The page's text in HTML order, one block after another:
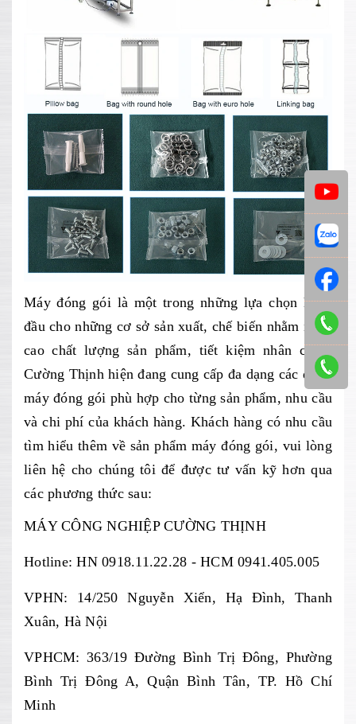
Máy đóng gói là một trong những lựa chọn hàng
đầu cho những cơ sở sản xuất, chế biến nhằm nâng
cao chất lượng sản phẩm, tiết kiệm nhân công.
Cường Thịnh hiện đang cung cấp đa dạng các dòng
máy đóng gói phù hợp cho từng sản phẩm, nhu cầu
và chi phí của khách hàng. Khách hàng có nhu cầu
tìm hiểu thêm về sản phẩm máy đóng gói, vui lòng
liên hệ cho chúng tôi để được tư vấn kỹ hơn qua
các phương thức sau:
MÁY CÔNG NGHIỆP CƯỜNG THỊNH
Hotline: HN 0918.11.22.28 - HCM 0941.405.005
VPHN: 14/250 Nguyễn Xiển, Hạ Đình, Thanh
Xuân, Hà Nội
VPHCM: 363/19 Đường Bình Trị Đông, Phường
Bình Trị Đông A, Quận Bình Tân, TP. Hồ Chí
Minh